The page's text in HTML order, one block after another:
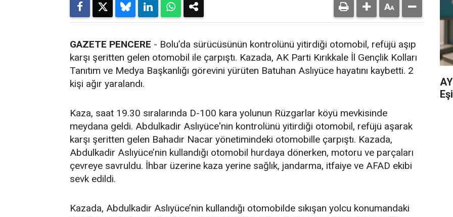
GAZETE PENCERE - Bolu’da sürücüsünün kontrolünü yitirdiği otomobil, refüjü aşıp
karşı şeritten gelen otomobil ile çarpıştı. Kazada, AK Parti Kırıkkale İl Gençlik Kolları
Tanıtım ve Medya Başkanlığı görevini yürüten Batuhan Aslıyüce hayatını kaybetti. 2
kişi ağır yaralandı.
Kaza, saat 19.30 sıralarında D-100 kara yolunun Rüzgarlar köyü mevkisinde
meydana geldi. Abdulkadir Aslıyüce'nin kontrolünü yitirdiği otomobil, refüjü aşarak
karşı şeritten gelen Bahadır Nacar yönetimindeki otomobille çarpıştı. Kazada,
Abdulkadir Aslıyüce’nin kullandığı otomobil hurdaya dönerken, motoru ve parçaları
çevreye savruldu. İhbar üzerine kaza yerine sağlık, jandarma, itfaiye ve AFAD ekibi
sevk edildi.
Kazada, Abdulkadir Aslıyüce’nin kullandığı otomobilde sıkışan yolcu konumandaki